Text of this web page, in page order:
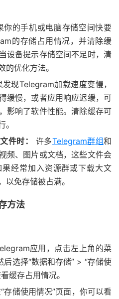
你的手机或电脑存储空间快要
的存储占用情况，并清除缓
设备提示存储空间不足时，清
的优化方法。
发现Telegram加载速度变慢，
缓慢，或者应用响应迟缓，可
影响了软件性能。清除缓存可
件时：
许多Telegram群组和
频、图片或文档，这些文件会
经常加入资源群或下载大文
以免存储被占满。
方法
应用，点击左上角的菜
后选择“数据和存储” > “存储使
缓存占用情况。
存储使用情况”页面，你可以看